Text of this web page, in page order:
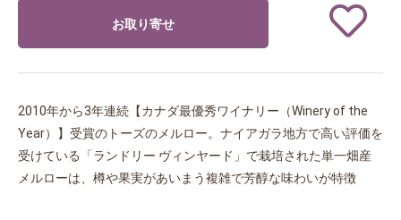
お取り寄せ
2010年から3年連続【カナダ最優秀ワイナリー（Winery of the
Year）】受賞のトーズのメルロー。ナイアガラ地方で高い評価を
受けている「ランドリー ヴィンヤード」で栽培された単一畑産
メルローは、樽や果実があいまう複雑で芳醇な味わいが特徴